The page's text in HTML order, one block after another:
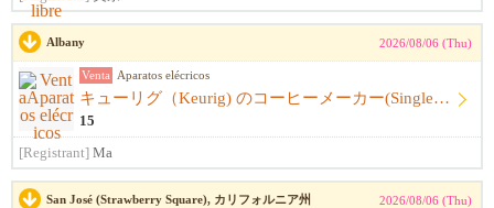
Albany 2026/08/06 (Thu)
Venta Aparatos elécricos
キューリグ（Keurig) のコーヒーメーカー(Single Serve Coffee) Maker
15
[Registrant] Ma
San José (Strawberry Square), カリフォルニア州 2026/08/06 (Thu)